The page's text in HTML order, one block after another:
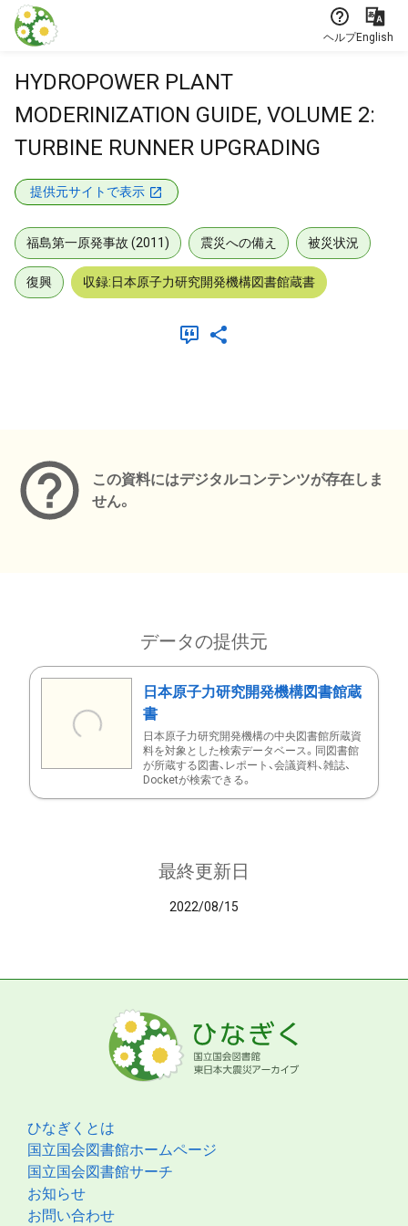
本文に飛ぶ
ヘルプEnglish
HYDROPOWER PLANT
MODERINIZATION GUIDE, VOLUME 2:
TURBINE RUNNER UPGRADING
提供元サイトで表示
福島第一原発事故 (2011) 震災への備え 被災状況
復興 収録:日本原子力研究開発機構図書館蔵書
この資料にはデジタルコンテンツが存在しま
せん。
データの提供元
日本原子力研究開発機構図書館蔵
書
日本原子力研究開発機構の中央図書館所蔵資
料を対象とした検索データベース。同図書館
が所蔵する図書、レポート、会議資料、雑誌、
Docketが検索できる。
最終更新日
2022/08/15
ひなぎくとは
国立国会図書館ホームページ
国立国会図書館サーチ
お知らせ
お問い合わせ